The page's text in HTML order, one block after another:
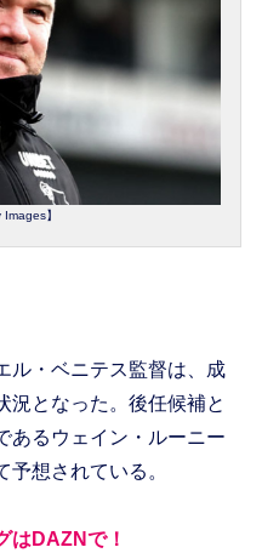
Images】
・ベニテス監督は、成
況となった。後任候補と
あるウェイン・ルーニー
想されている。
はDAZNで！